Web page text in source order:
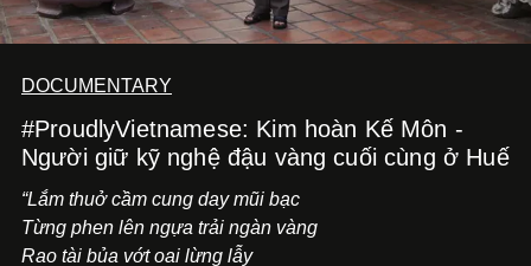
DOCUMENTARY
#ProudlyVietnamese: Kim hoàn Kế Môn -
Người giữ kỹ nghệ đậu vàng cuối cùng ở Huế
“Lắm thuở cầm cung day mũi bạc
Từng phen lên ngựa trải ngàn vàng
Rao tài bủa vớt oai lừng lẫy